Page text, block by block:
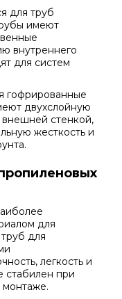
для труб
имеют
внутреннего
для систем
гофрированные
двухслойную
стенкой,
жесткость и
для
для
легкость и
стабилен при
монтаже.